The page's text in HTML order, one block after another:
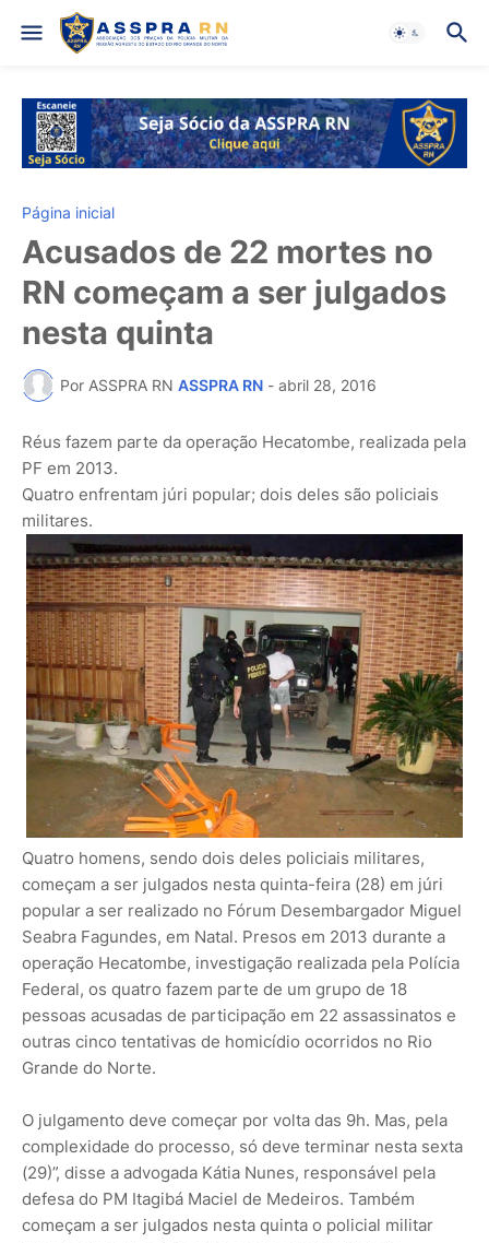
Página inicial
Acusados de 22 mortes no
RN começam a ser julgados
nesta quinta
Por ASSPRA RN ASSPRA RN - abril 28, 2016
Réus fazem parte da operação Hecatombe, realizada pela
PF em 2013.
Quatro enfrentam júri popular; dois deles são policiais
militares.
Quatro homens, sendo dois deles policiais militares,
começam a ser julgados nesta quinta-feira (28) em júri
popular a ser realizado no Fórum Desembargador Miguel
Seabra Fagundes, em Natal. Presos em 2013 durante a
operação Hecatombe, investigação realizada pela Polícia
Federal, os quatro fazem parte de um grupo de 18
pessoas acusadas de participação em 22 assassinatos e
outras cinco tentativas de homicídio ocorridos no Rio
Grande do Norte.
O julgamento deve começar por volta das 9h. Mas, pela
complexidade do processo, só deve terminar nesta sexta
(29)”, disse a advogada Kátia Nunes, responsável pela
defesa do PM Itagibá Maciel de Medeiros. Também
começam a ser julgados nesta quinta o policial militar